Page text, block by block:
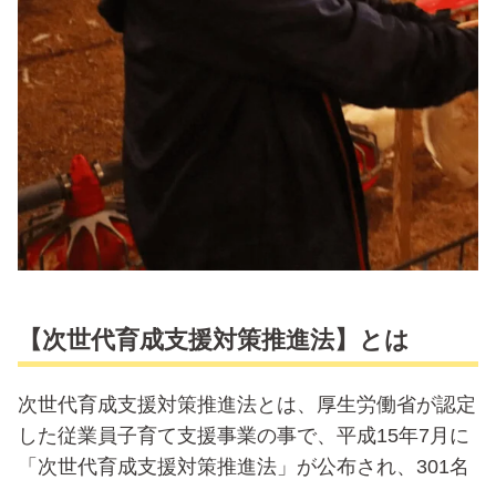
【次世代育成支援対策推進法】とは
次世代育成支援対策推進法とは、厚生労働省が認定
した従業員子育て支援事業の事で、平成15年7月に
「次世代育成支援対策推進法」が公布され、301名